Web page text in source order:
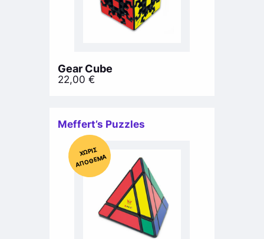
Gear Cube
22,00 €
Meffert’s Puzzles
Χ
ΩΡΊΣ
Α
Π
Ό
ΘΕ
ΜΑ